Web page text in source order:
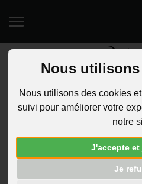
Nous
Nous utilisons des cookies
suivi pour améliorer votre
notre
J'accepte et
Je